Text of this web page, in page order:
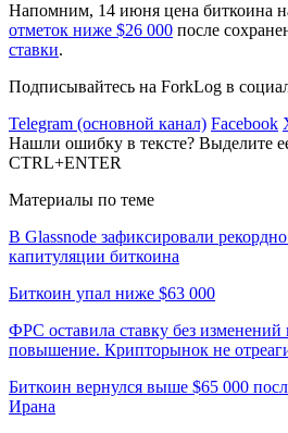
Напомним, 14 июня цена биткоина
отметок ниже $26 000 после
ставки.
Подписывайтесь на ForkLog в
Telegram (основной канал) Facebook
Нашли ошибку в тексте? Выделите
CTRL+ENTER
Материалы по теме
В Glassnode зафиксировали
капитуляции биткоина
Биткоин упал ниже $63 000
ФРС оставила ставку без изменений
повышение. Крипторынок не
Биткоин вернулся выше $65 000
Ирана